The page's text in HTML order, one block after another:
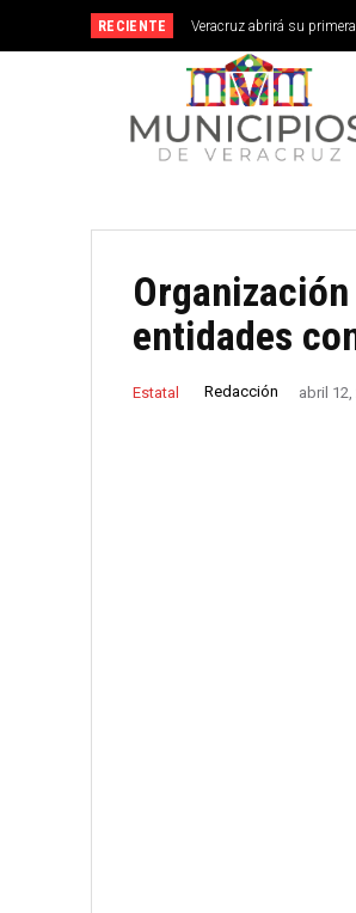
RECIENTE
Veracruz abrirá su
septiembre
entidades
Estatal Redacción abril 12,